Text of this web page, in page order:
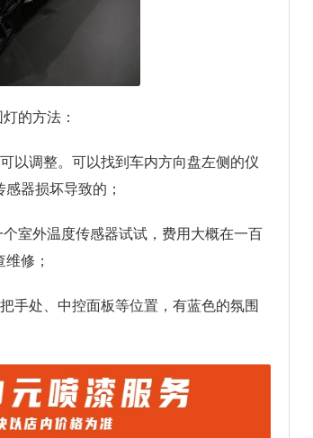
的方法：
以调整。可以找到车内方向盘左侧的仪
器损坏导致的；
室外温度传感器试试，费用大概在一百
修；
手处、中控面板等位置，有蓝色的氛围